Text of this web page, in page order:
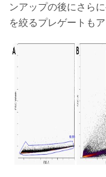
ンアップの後にさら
を絞るプレゲートも